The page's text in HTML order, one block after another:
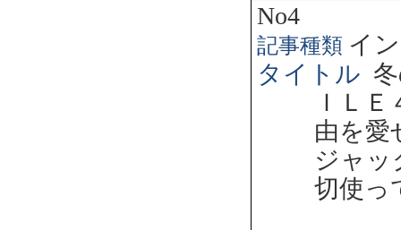
No4
記事種類 イ
タイトル
ＩＬ
由を
ジャ
切使っ